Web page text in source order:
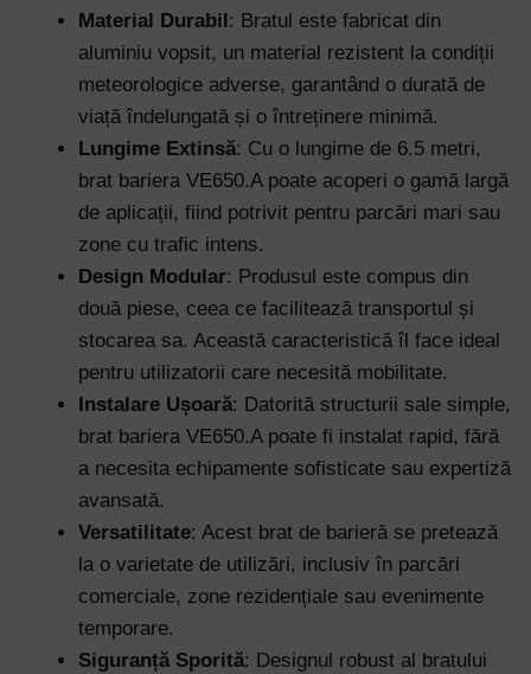
Material Durabil: Bratul este fabricat din
aluminiu vopsit, un material rezistent la condiții
meteorologice adverse, garantând o durată de
viață îndelungată și o întreținere minimă.
Lungime Extinsă: Cu o lungime de 6.5 metri,
brat bariera VE650.A poate acoperi o gamă largă
de aplicații, fiind potrivit pentru parcări mari sau
zone cu trafic intens.
Design Modular: Produsul este compus din
două piese, ceea ce facilitează transportul și
stocarea sa. Această caracteristică îl face ideal
pentru utilizatorii care necesită mobilitate.
Instalare Ușoară: Datorită structurii sale simple,
brat bariera VE650.A poate fi instalat rapid, fără
a necesita echipamente sofisticate sau expertiză
avansată.
Versatilitate: Acest brat de barieră se pretează
la o varietate de utilizări, inclusiv în parcări
comerciale, zone rezidențiale sau evenimente
temporare.
Siguranță Sporită: Designul robust al bratului